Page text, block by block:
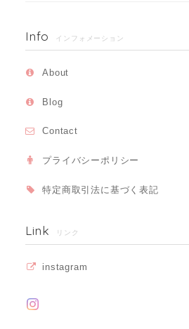
Info インフォメーション
About
Blog
Contact
プライバシーポリシー
特定商取引法に基づく表記
Link リンク
instagram